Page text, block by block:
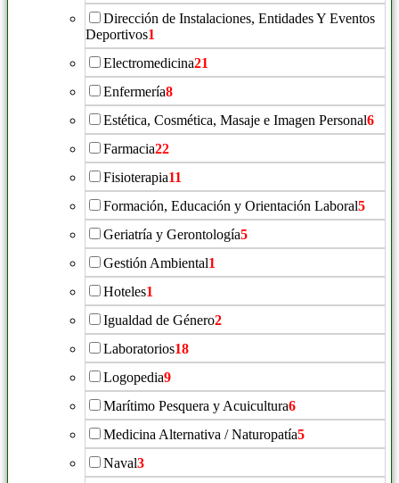
Dirección de Instalaciones, Entidades Y Eventos
Deportivos1
Electromedicina21
Enfermería8
Estética, Cosmética, Masaje e Imagen Personal6
Farmacia22
Fisioterapia11
Formación, Educación y Orientación Laboral5
Geriatría y Gerontología5
Gestión Ambiental1
Hoteles1
Igualdad de Género2
Laboratorios18
Logopedia9
Marítimo Pesquera y Acuicultura6
Medicina Alternativa / Naturopatía5
Naval3